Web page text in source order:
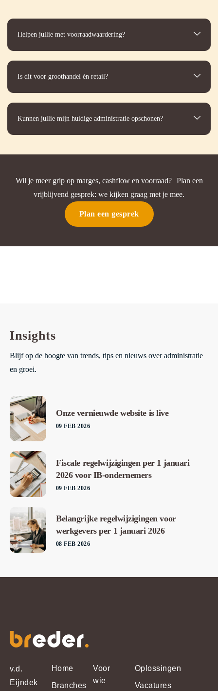
Helpen jullie met voorraadwaardering?
Is dit voor groothandel én retail?
Kunnen jullie mijn huidige administratie opschonen?
Wil je meer grip op marges, cashflow en voorraad? Plan een
vrijblijvend gesprek: we kijken graag met je mee.
Plan een gesprek
Insights
Blijf op de hoogte van trends, tips en nieuws over administratie
en groei.
Onze vernieuwde website is live
09 FEB 2026
Fiscale regelwijzigingen per 1 januari
2026 voor IB-ondernemers
09 FEB 2026
Belangrijke regelwijzigingen voor
werkgevers per 1 januari 2026
08 FEB 2026
v.d.
Eijndek
Home
Branches
Voor
wie
Oplossingen
Vacatures